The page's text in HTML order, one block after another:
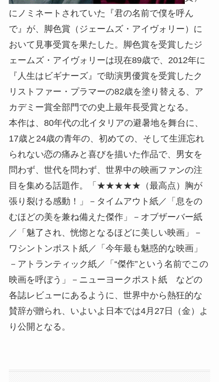
にノミネートされていた『君の名前で僕を呼ん
で』が、脚色賞（ジェームズ・アイヴォリー）に
おいて見事受賞を果たした。脚色賞を受賞したジ
ェームズ・アイヴォリーは現在89歳で、2012年に
『人生はビギナーズ』で助演男優賞を受賞したク
リストファー・プラマーの82歳を塗り替える、ア
カデミー賞全部門での史上最年長受賞となる。
本作は、80年代の北イタリアの避暑地を舞台に、
17歳と24歳の青年の、初めての、そして生涯忘れ
られない恋の痛みと喜びを描いた作品で、男女を
問わず、世代を問わず、世界中の映画ファンの注
目を集める話題作。「★★★★★（最高点）胸が
張り裂ける感動！」－タイムアウト紙／「息をの
むほどの美を兼ね備えた傑作」－オブザーバー紙
／「魅了され、恍惚となるほどに美しい映画」－
ワシントンポスト紙／「今年最も魅惑的な映画」
－アトランティック紙／「“傑作”という名前でこの
映画を呼ぼう」－ニューヨークポスト紙 などの
各誌レビューにあるように、世界中から熱狂的な
賛辞が贈られ、いよいよ日本では4月27日（金）よ
り公開となる。